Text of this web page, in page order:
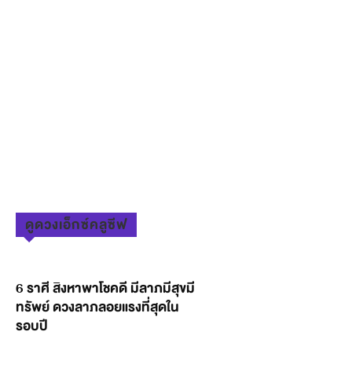
ดูดวงเอ็กซ์คลูซีฟ
6 ราศี สิงหาพาโชคดี มีลาภมีสุขมี
ทรัพย์ ดวงลาภลอยแรงที่สุดใน
รอบปี